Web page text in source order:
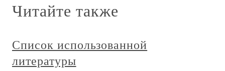
Читайте также
Список использованной
литературы